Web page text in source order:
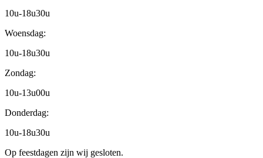
10u-18u30u
Woensdag:
10u-18u30u
Zondag:
10u-13u00u
Donderdag:
10u-18u30u
Op feestdagen zijn wij gesloten.